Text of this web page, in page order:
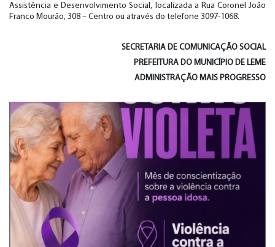
Assistência e Desenvolvimento Social, localizada a Rua Coronel João
Franco Mourão, 308 – Centro ou através do telefone 3097-1068.
SECRETARIA DE COMUNICAÇÃO SOCIAL
PREFEITURA DO MUNICÍPIO DE LEME
ADMINISTRAÇÃO MAIS PROGRESSO